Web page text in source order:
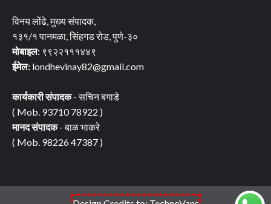
विनय लोंढे, मुख्य संपादक,
१३१/१ पानमळा, सिंहगड रोड, पुणे-३०
मोबाइल: ९९२२१११४४९
ईमेल: londhevinay82@gmail.com
कार्यकारी संपादक- सचिन बगाडे
( Mob. 93710 78922 )
मानद संपादक- बाळ भाकरे
( Mob. 98226 47387 )